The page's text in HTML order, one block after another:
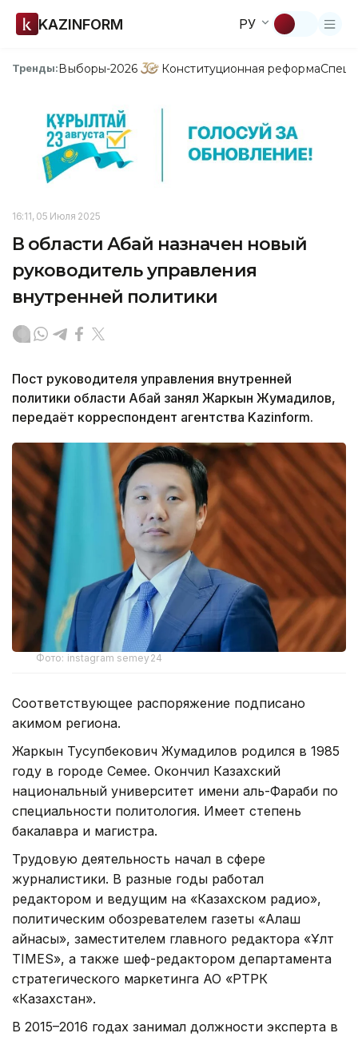
KAZINFORM РУ
Тренды:Выборы-2026 Конституционная реформа
16:11, 05 Июля 2025
В области Абай назначен новый
руководитель управления
внутренней политики
Пост руководителя управления внутренней
политики области Абай занял Жаркын Жумадилов,
передаёт корреспондент агентства Kazinform.
Фото: instagram semey24
Соответствующее распоряжение подписано
акимом региона.
Жаркын Тусупбекович Жумадилов родился в 1985
году в городе Семее. Окончил Казахский
национальный университет имени аль-Фараби по
специальности политология. Имеет степень
бакалавра и магистра.
Трудовую деятельность начал в сфере
журналистики. В разные годы работал
редактором и ведущим на «Казахском радио»,
политическим обозревателем газеты «Алаш
айнасы», заместителем главного редактора «Ұлт
TIMES», а также шеф-редактором департамента
стратегического маркетинга АО «РТРК
«Казахстан».
В 2015–2016 годах занимал должности эксперта в